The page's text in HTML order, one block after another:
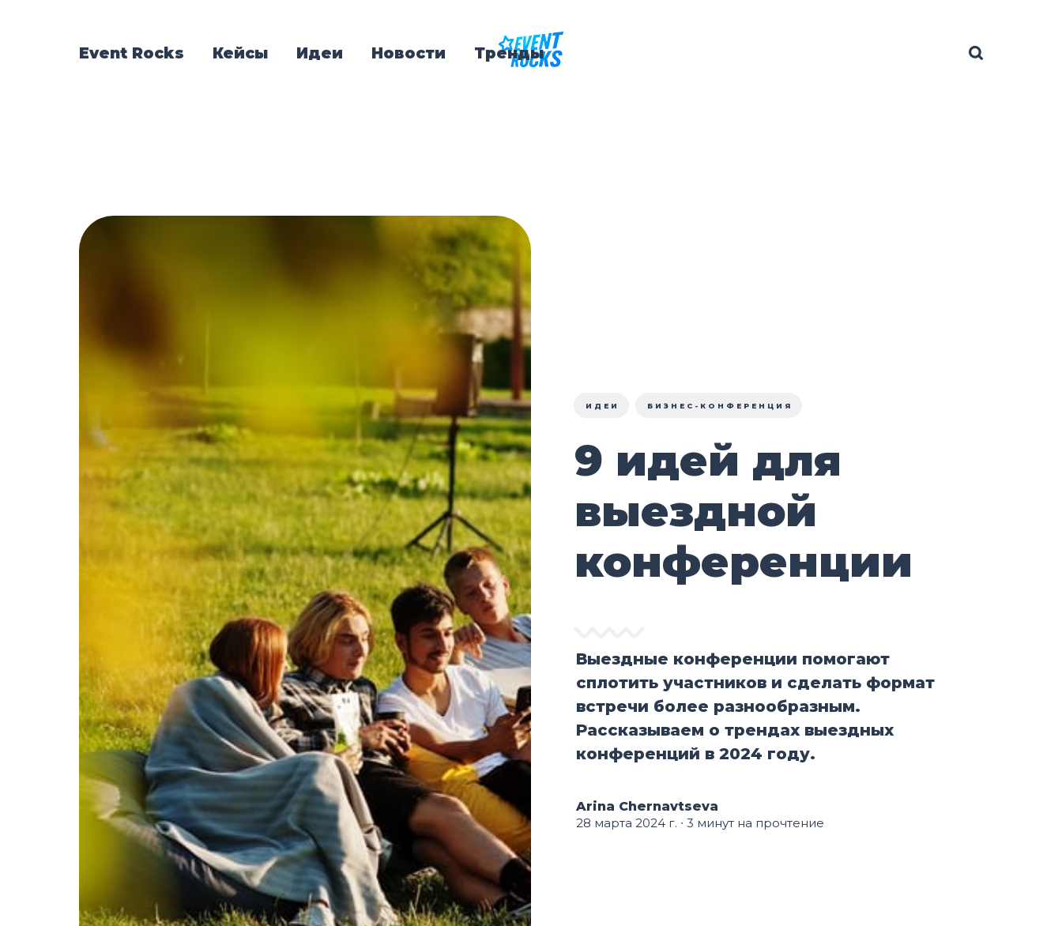
Event Rocks Кейсы Идеи Новости Тренды
ИДЕИ БИЗНЕС-КОНФЕРЕНЦИЯ
9 идей для
выездной
конференции
Выездные конференции помогают
сплотить участников и сделать формат
встречи более разнообразным.
Рассказываем о трендах выездных
конференций в 2024 году.
Arina Chernavtseva
28 марта 2024 г. ∙ 3 минут на прочтение